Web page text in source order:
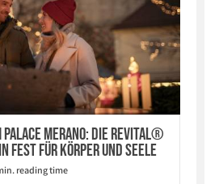
Merano: Die Revital®
Fest für Körper und Seele
reading time